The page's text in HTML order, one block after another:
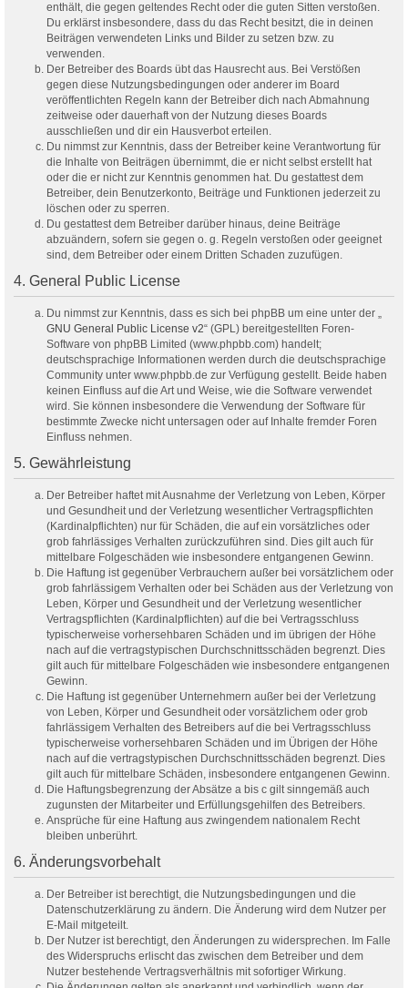
enthält, die gegen geltendes Recht oder die guten Sitten verstoßen.
Du erklärst insbesondere, dass du das Recht besitzt, die in deinen
Beiträgen verwendeten Links und Bilder zu setzen bzw. zu
verwenden.
Der Betreiber des Boards übt das Hausrecht aus. Bei Verstößen
gegen diese Nutzungsbedingungen oder anderer im Board
veröffentlichten Regeln kann der Betreiber dich nach Abmahnung
zeitweise oder dauerhaft von der Nutzung dieses Boards
ausschließen und dir ein Hausverbot erteilen.
Du nimmst zur Kenntnis, dass der Betreiber keine Verantwortung für
die Inhalte von Beiträgen übernimmt, die er nicht selbst erstellt hat
oder die er nicht zur Kenntnis genommen hat. Du gestattest dem
Betreiber, dein Benutzerkonto, Beiträge und Funktionen jederzeit zu
löschen oder zu sperren.
Du gestattest dem Betreiber darüber hinaus, deine Beiträge
abzuändern, sofern sie gegen o. g. Regeln verstoßen oder geeignet
sind, dem Betreiber oder einem Dritten Schaden zuzufügen.
4. General Public License
Du nimmst zur Kenntnis, dass es sich bei phpBB um eine unter der „
GNU General Public License v2“ (GPL) bereitgestellten Foren-
Software von phpBB Limited (www.phpbb.com) handelt;
deutschsprachige Informationen werden durch die deutschsprachige
Community unter www.phpbb.de zur Verfügung gestellt. Beide haben
keinen Einfluss auf die Art und Weise, wie die Software verwendet
wird. Sie können insbesondere die Verwendung der Software für
bestimmte Zwecke nicht untersagen oder auf Inhalte fremder Foren
Einfluss nehmen.
5. Gewährleistung
Der Betreiber haftet mit Ausnahme der Verletzung von Leben, Körper
und Gesundheit und der Verletzung wesentlicher Vertragspflichten
(Kardinalpflichten) nur für Schäden, die auf ein vorsätzliches oder
grob fahrlässiges Verhalten zurückzuführen sind. Dies gilt auch für
mittelbare Folgeschäden wie insbesondere entgangenen Gewinn.
Die Haftung ist gegenüber Verbrauchern außer bei vorsätzlichem oder
grob fahrlässigem Verhalten oder bei Schäden aus der Verletzung von
Leben, Körper und Gesundheit und der Verletzung wesentlicher
Vertragspflichten (Kardinalpflichten) auf die bei Vertragsschluss
typischerweise vorhersehbaren Schäden und im übrigen der Höhe
nach auf die vertragstypischen Durchschnittsschäden begrenzt. Dies
gilt auch für mittelbare Folgeschäden wie insbesondere entgangenen
Gewinn.
Die Haftung ist gegenüber Unternehmern außer bei der Verletzung
von Leben, Körper und Gesundheit oder vorsätzlichem oder grob
fahrlässigem Verhalten des Betreibers auf die bei Vertragsschluss
typischerweise vorhersehbaren Schäden und im Übrigen der Höhe
nach auf die vertragstypischen Durchschnittsschäden begrenzt. Dies
gilt auch für mittelbare Schäden, insbesondere entgangenen Gewinn.
Die Haftungsbegrenzung der Absätze a bis c gilt sinngemäß auch
zugunsten der Mitarbeiter und Erfüllungsgehilfen des Betreibers.
Ansprüche für eine Haftung aus zwingendem nationalem Recht
bleiben unberührt.
6. Änderungsvorbehalt
Der Betreiber ist berechtigt, die Nutzungsbedingungen und die
Datenschutzerklärung zu ändern. Die Änderung wird dem Nutzer per
E-Mail mitgeteilt.
Der Nutzer ist berechtigt, den Änderungen zu widersprechen. Im Falle
des Widerspruchs erlischt das zwischen dem Betreiber und dem
Nutzer bestehende Vertragsverhältnis mit sofortiger Wirkung.